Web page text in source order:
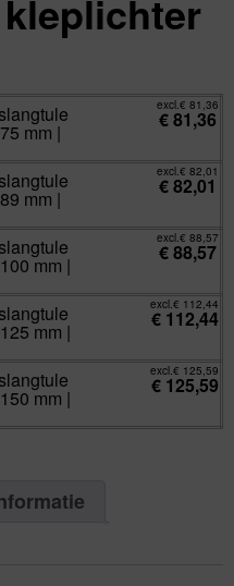
mm |
excl.€ 81,36
€81,36
mm |
excl.€ 82,01
€82,01
mm |
excl.€ 88,57
€88,57
mm |
excl.€ 112,44
€ 112,44
mm |
excl.€ 125,59
€ 125,59